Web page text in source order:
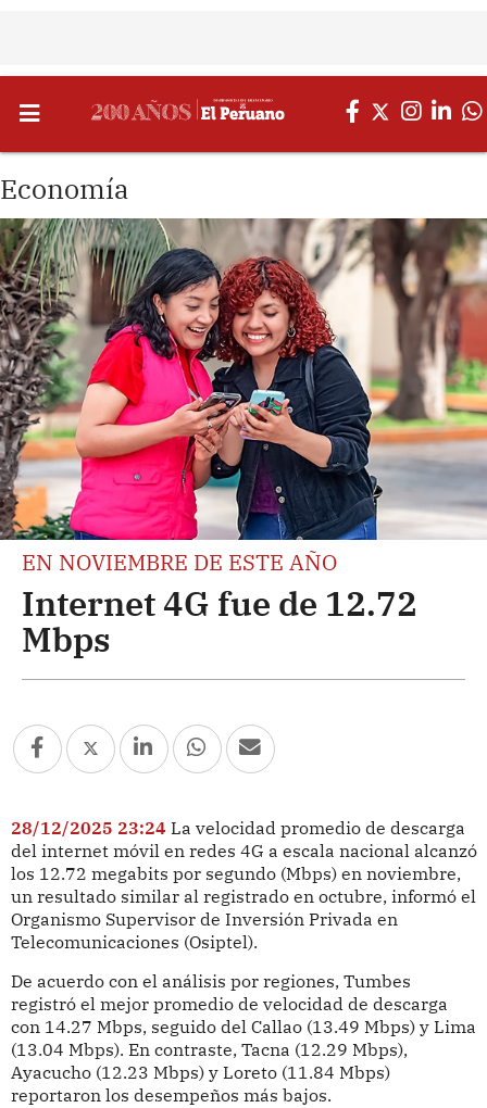
Economía
EN NOVIEMBRE DE ESTE AÑO
Internet 4G fue de 12.72
Mbps
28/12/2025 23:24 La velocidad promedio de descarga
del internet móvil en redes 4G a escala nacional alcanzó
los 12.72 megabits por segundo (Mbps) en noviembre,
un resultado similar al registrado en octubre, informó el
Organismo Supervisor de Inversión Privada en
Telecomunicaciones (Osiptel).
De acuerdo con el análisis por regiones, Tumbes
registró el mejor promedio de velocidad de descarga
con 14.27 Mbps, seguido del Callao (13.49 Mbps) y Lima
(13.04 Mbps). En contraste, Tacna (12.29 Mbps),
Ayacucho (12.23 Mbps) y Loreto (11.84 Mbps)
reportaron los desempeños más bajos.